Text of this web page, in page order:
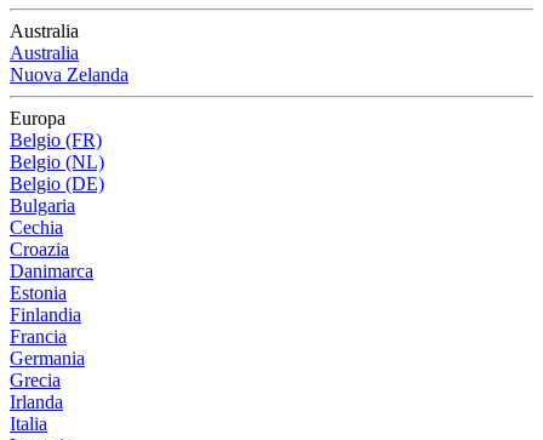
Australia
Australia
Nuova Zelanda
Europa
Belgio (FR)
Belgio (NL)
Belgio (DE)
Bulgaria
Cechia
Croazia
Danimarca
Estonia
Finlandia
Francia
Germania
Grecia
Irlanda
Italia